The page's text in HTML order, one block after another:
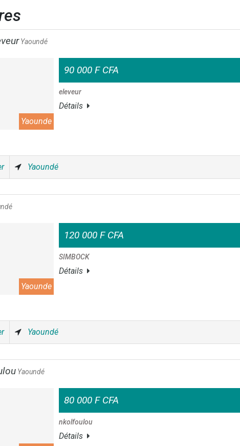
Yaoundé
Yaounde
90 000 F CFA
eleveur
Détails
Yaoundé
Yaounde
120 000 F CFA
SIMBOCK
Détails
Yaoundé
Yaoundé
80 000 F CFA
nkolfoulou
Détails